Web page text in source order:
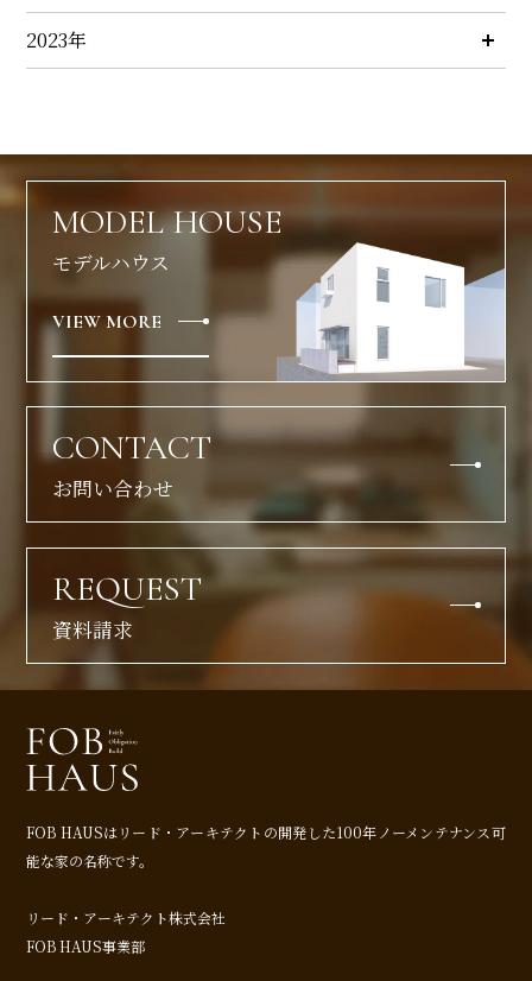
2023年
MODEL HOUSE
モデルハウス
VIEW MORE
CONTACT
お問い合わせ
REQUEST
資料請求
FOB HAUSはリード・アーキテクトの開発した100年ノーメンテナンス可
能な家の名称です。
リード・アーキテクト株式会社
FOB HAUS事業部